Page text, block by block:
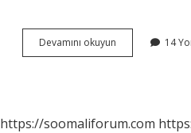
Devamını okuyun
Sistemi
14
https://soomaliforum.com